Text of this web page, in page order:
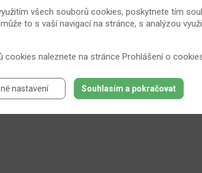
všech souborů cookies, poskytnete tím
to s vaší navigací na stránce, s analýzou
cookies naleznete na stránce Prohlášení o
nastavení Souhlasím a pokračovat